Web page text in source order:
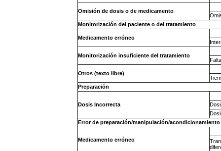
Omisión de dosis o de medicamento
Monitorización del paciente o del tratamiento
Medicamento erróneo
Monitorización insuficiente del tratamiento
Otros (texto libre)
Preparación
Dosis Incorrecta
Error de preparación/manipulación/acondicionamiento
Medicamento erróneo